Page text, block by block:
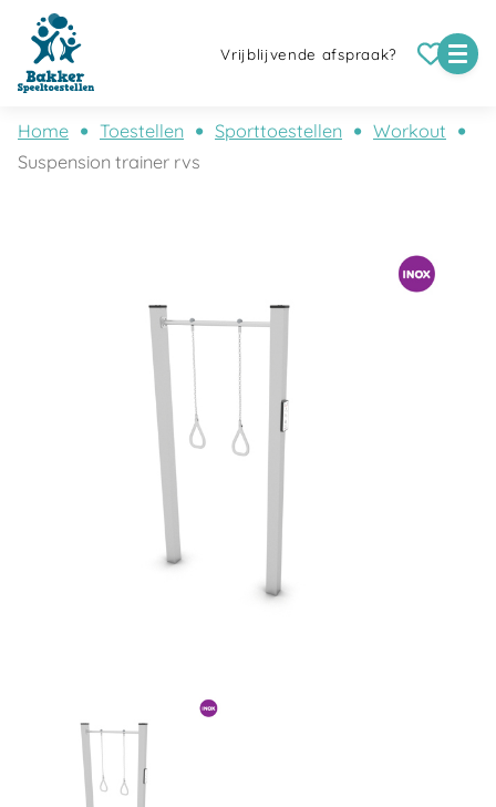
Vrijblijvende afspraak?
Home Toestellen Sporttoestellen
Workout
Suspension trainer rvs